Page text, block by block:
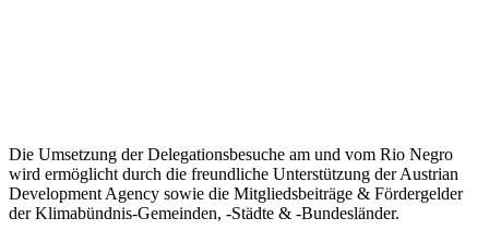
Die Umsetzung der Delegationsbesuche am und vom Rio Negro
wird ermöglicht durch die freundliche Unterstützung der Austrian
Development Agency sowie die Mitgliedsbeiträge & Fördergelder
der Klimabündnis-Gemeinden, -Städte & -Bundesländer.